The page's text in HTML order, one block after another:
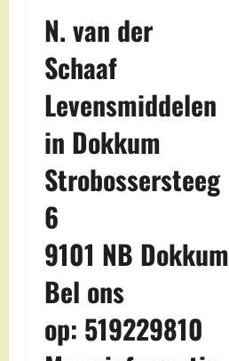
N. van der
Schaaf
Levensmiddelen
in Dokkum
Strobossersteeg
6
9101 NB Dokkum
Bel ons
op: 519229810